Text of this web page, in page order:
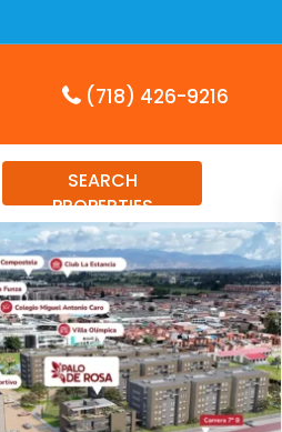
(718) 426-9216
SEARCH
PROPERTIES